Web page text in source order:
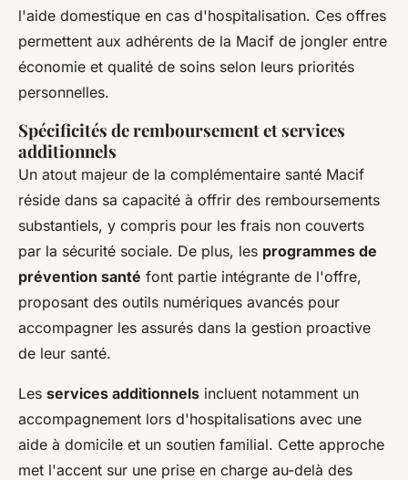
l'aide domestique en cas d'hospitalisation. Ces offres
permettent aux adhérents de la Macif de jongler entre
économie et qualité de soins selon leurs priorités
personnelles.
Spécificités de remboursement et services
additionnels
Un atout majeur de la complémentaire santé Macif
réside dans sa capacité à offrir des remboursements
substantiels, y compris pour les frais non couverts
par la sécurité sociale. De plus, les programmes de
prévention santé font partie intégrante de l'offre,
proposant des outils numériques avancés pour
accompagner les assurés dans la gestion proactive
de leur santé.
Les services additionnels incluent notamment un
accompagnement lors d'hospitalisations avec une
aide à domicile et un soutien familial. Cette approche
met l'accent sur une prise en charge au-delà des